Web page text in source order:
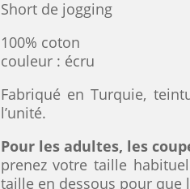
Short de jogging
100% coton
couleur : écru
Fabriqué en Turquie,
l’unité.
Pour les adultes, les
prenez votre taille
taille en dessous pour que